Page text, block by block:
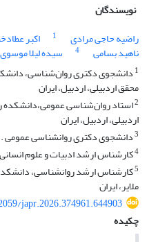
نویسندگان
راضیه حاجی مرادی
1 اکبر
ناهید بسامی 4 سیده لیلا موسوی
1دانشجوی دکتری روان‌شناسی،
محقق اردبیلی، اردبیل، ایران
2استاد روان‌شناسی عمومی،دانشکده
اردبیلی، اردبیل، ایران
3دانشجوی دکتری روانشناسی عمومی .
4کارشناس ارشد ادبیات و علوم
5کارشناس ارشد روانشناسی، دانشکده
ملایر، ایران
japr.2026.374961.644903
چکیده